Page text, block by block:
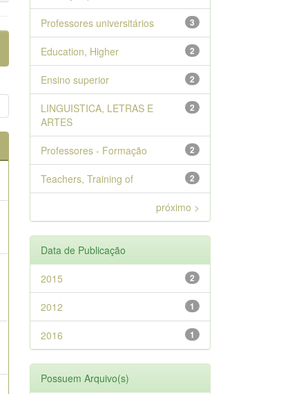
3
Professores universitários
2
Education, Higher
2
Ensino superior
2
LINGUISTICA, LETRAS E
ARTES
2
Professores - Formação
2
Teachers, Training of
próximo >
Data de Publicação
2
2015
1
2012
1
2016
Possuem Arquivo(s)